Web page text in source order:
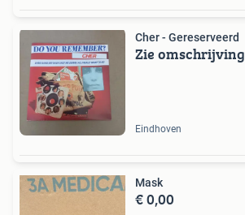
Cher - Gereserveerd
Zie omschrijving
Eindhoven
Mask
€ 0,00